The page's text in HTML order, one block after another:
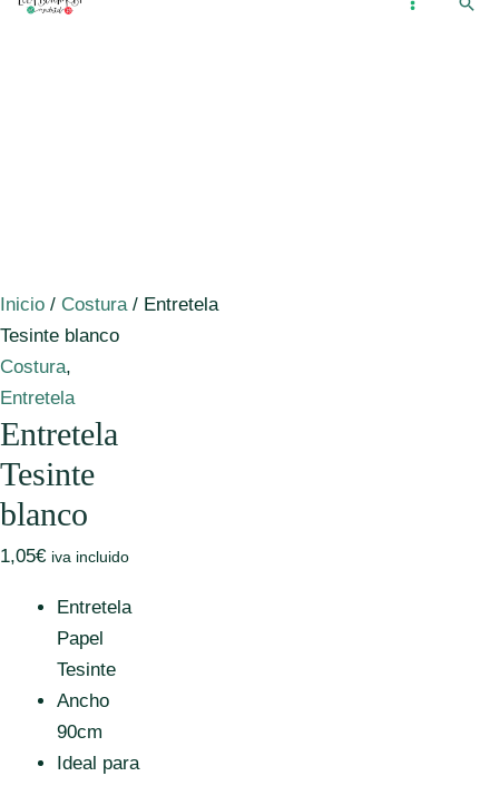
Ir
Inicio / Costura/ Entretela
Tesinte blanco
Costura,
Entretela
Entretela
Tesinte
blanco
1,05€ iva incluido
Entretela
Papel
Tesinte
Ancho
90cm
Ideal para